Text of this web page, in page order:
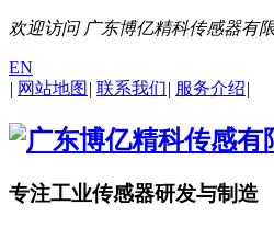
欢迎访问 广东博亿精科传感器有
EN
| 网站地图 | 联系我们| 服务介绍|
专注工业传感器研发与制造